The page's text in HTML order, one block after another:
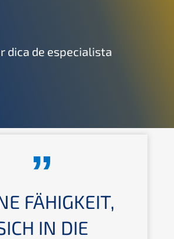
dica de especialista
FÄHIGKEIT,
IN DIE